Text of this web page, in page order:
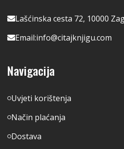
Lašćinska cesta 72, 10000
Email:info@citajknjigu.com
Navigacija
Uvjeti korištenja
Način plaćanja
Dostava